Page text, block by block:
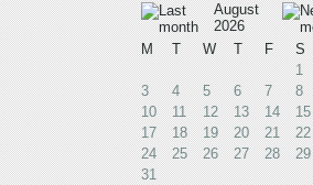
August
2026
M
T W T F S
1
3
4 5 6 7 8
10
11 12 13 14 15
17
18 19 20 21 22
24
25 26 27 28 29
31